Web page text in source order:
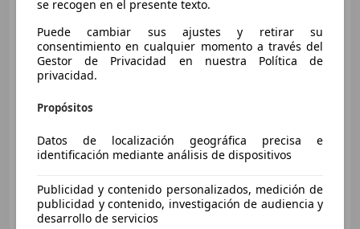
02/2016 185.000 km Gasolina 75 kW (102 CV)
Particular
se recogen en el presente texto.
Puede cambiar sus ajustes y retirar su
consentimiento en cualquier momento a través del
Gestor de Privacidad en nuestra Política de
privacidad.
Propósitos
Datos de localización geográfica precisa e
identificación mediante análisis de dispositivos
Publicidad y contenido personalizados, medición de
publicidad y contenido, investigación de audiencia y
desarrollo de servicios